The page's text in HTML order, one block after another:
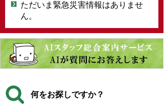
ただいま緊急災害情報はありませ
ん。
何をお探しですか？